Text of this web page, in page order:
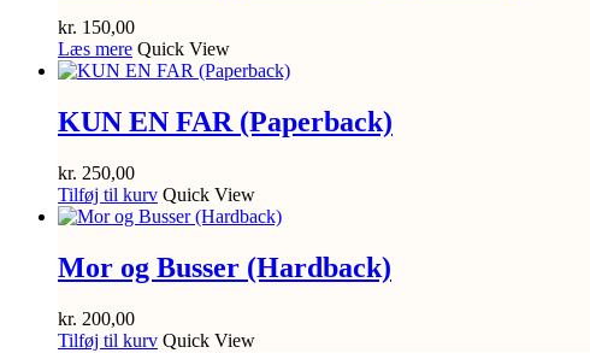
kr. 150,00
Læs mere Quick View
KUN EN FAR (Paperback)
kr. 250,00
Tilføj til kurv Quick View
Mor og Busser (Hardback)
kr. 200,00
Tilføj til kurv Quick View